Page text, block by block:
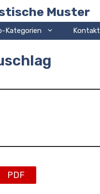
Muster
Kategorien Kontakt
PDF